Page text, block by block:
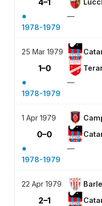
4–1
●
—
1978-1979
25 Mar 1979
1–0
●
—
1978-1979
1 Apr 1979
0–0
●
—
1978-1979
22 Apr 1979
2–1